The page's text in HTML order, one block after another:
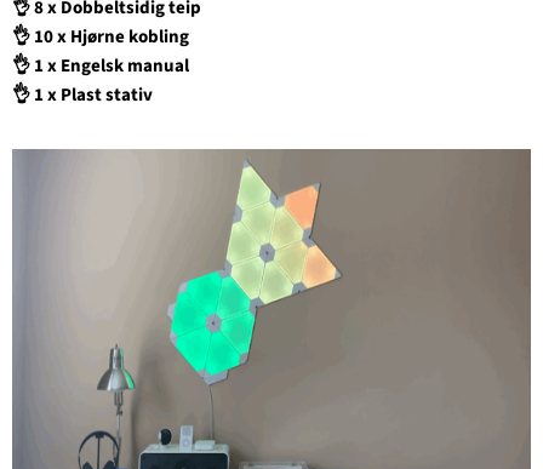
👌8 x Dobbeltsidig teip
👌10 x Hjørne kobling
👌1 x Engelsk manual
👌1 x Plast stativ